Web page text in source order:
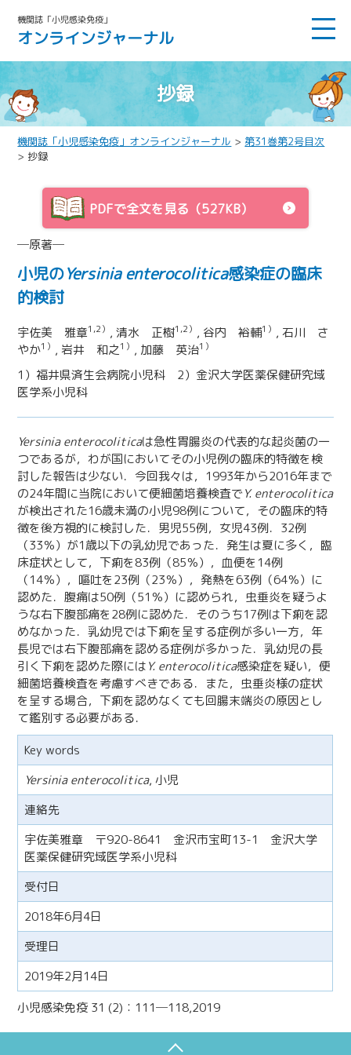
機関誌「小児感染免疫」
オンラインジャーナル
抄録
機関誌「小児感染免疫」オンラインジャーナル > 第31巻第2号目次
> 抄録
PDFで全文を見る（527KB）
─原著─
小児のYersinia enterocolitica感染症の臨床
的検討
宇佐美 雅章1,2） , 清水 正樹1,2） , 谷内 裕輔1） , 石川 さ
やか1） , 岩井 和之1） , 加藤 英治1）
1）福井県済生会病院小児科 2）金沢大学医薬保健研究域
医学系小児科
Yersinia enterocoliticaは急性胃腸炎の代表的な起炎菌の一
つであるが，わが国においてその小児例の臨床的特徴を検
討した報告は少ない．今回我々は，1993年から2016年まで
の24年間に当院において便細菌培養検査でY. enterocolitica
が検出された16歳未満の小児98例について，その臨床的特
徴を後方視的に検討した．男児55例，女児43例．32例
（33％）が1歳以下の乳幼児であった．発生は夏に多く，臨
床症状として，下痢を83例（85％），血便を14例
（14％），嘔吐を23例（23％），発熱を63例（64％）に
認めた．腹痛は50例（51％）に認められ，虫垂炎を疑うよ
うな右下腹部痛を28例に認めた．そのうち17例は下痢を認
めなかった．乳幼児では下痢を呈する症例が多い一方，年
長児では右下腹部痛を認める症例が多かった．乳幼児の長
引く下痢を認めた際にはY. enterocolitica感染症を疑い，便
細菌培養検査を考慮すべきである．また，虫垂炎様の症状
を呈する場合，下痢を認めなくても回腸末端炎の原因とし
て鑑別する必要がある．
Key words
Yersinia enterocolitica, 小児
連絡先
宇佐美雅章 〒920-8641 金沢市宝町13-1 金沢大学
医薬保健研究域医学系小児科
受付日
2018年6月4日
受理日
2019年2月14日
小児感染免疫 31 (2)：111─118,2019